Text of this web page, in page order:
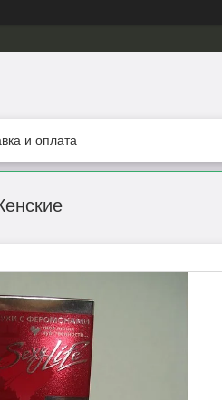
и оплата